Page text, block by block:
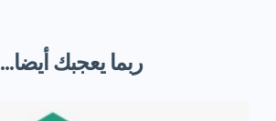
ربما يعجبك أيضا...